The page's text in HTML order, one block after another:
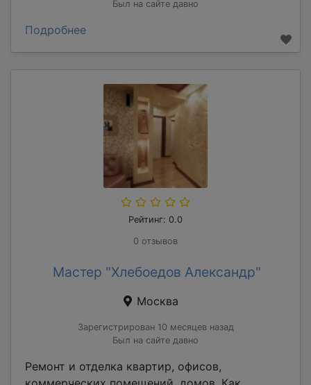
Был на сайте давно
Подробнее
Рейтинг: 0.0
0 отзывов
Мастер "Хлебоедов Александр"
Москва
Зарегистрирован 10 месяцев назад
Был на сайте давно
Ремонт и отделка квартир, офисов,